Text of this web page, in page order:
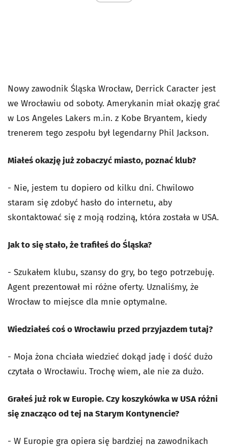
Nowy zawodnik Śląska Wrocław, Derrick Caracter jest
we Wrocławiu od soboty. Amerykanin miał okazję grać
w Los Angeles Lakers m.in. z Kobe Bryantem, kiedy
trenerem tego zespołu był legendarny Phil Jackson.
Miałeś okazję już zobaczyć miasto, poznać klub?
- Nie, jestem tu dopiero od kilku dni. Chwilowo
staram się zdobyć hasło do internetu, aby
skontaktować się z moją rodziną, która została w USA.
Jak to się stało, że trafiłeś do Śląska?
- Szukałem klubu, szansy do gry, bo tego potrzebuję.
Agent prezentował mi różne oferty. Uznaliśmy, że
Wrocław to miejsce dla mnie optymalne.
Wiedziałeś coś o Wrocławiu przed przyjazdem tutaj?
- Moja żona chciała wiedzieć dokąd jadę i dość dużo
czytała o Wrocławiu. Trochę wiem, ale nie za dużo.
Grałeś już rok w Europie. Czy koszykówka w USA różni
się znacząco od tej na Starym Kontynencie?
- W Europie gra opiera się bardziej na zawodnikach